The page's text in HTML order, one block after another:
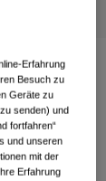
Erfahrung
Besuch zu
Geräte zu
senden) und
fortfahren“
und unseren
mit der
Erfahrung